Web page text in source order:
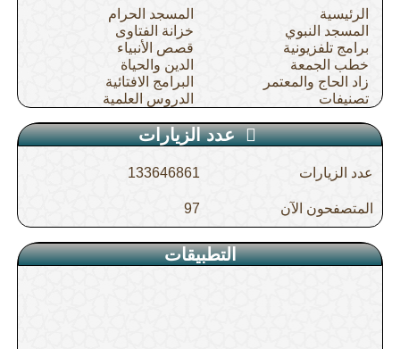
الرئيسية
المسجد الحرام
المسجد النبوي
خزانة الفتاوى
برامج تلفزيونية
قصص الأنبياء
خطب الجمعة
الدين والحياة
زاد الحاج والمعتمر
البرامج الافتائية
تصنيفات
الدروس العلمية
عدد الزيارات
عدد الزيارات 133646861
المتصفحون الآن 97
التطبيقات